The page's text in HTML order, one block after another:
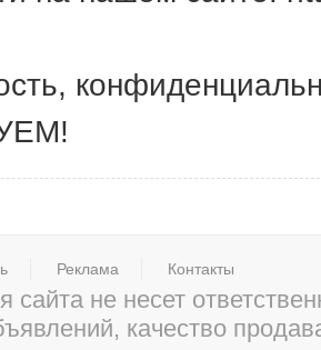
Реклама Контакты
сайта не несет
качество